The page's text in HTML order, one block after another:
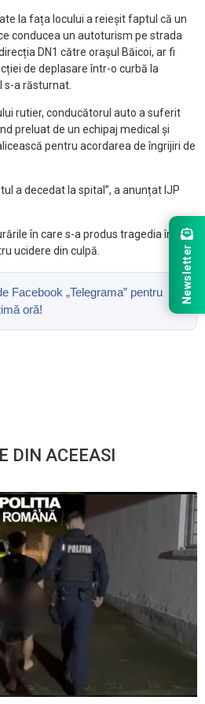
la fața locului a reieșit faptul că un
conducea un autoturism pe strada
DN1 către orașul Băicoi, ar fi
de deplasare într-o curbă la
s-a răsturnat.
rutier, conducătorul auto a suferit
preluat de un echipaj medical și
pentru acordarea de îngrijiri de
a decedat la spital”, a anunțat IJP
în care s-a produs tragedia în
ucidere din culpă.
Facebook „Telegrama” pentru
oră!
DIN ACEEASI
Newsletter